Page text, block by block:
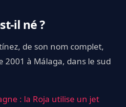
il né ?
de son nom complet,
2001 à Málaga, dans le sud
: la Roja utilise un jet